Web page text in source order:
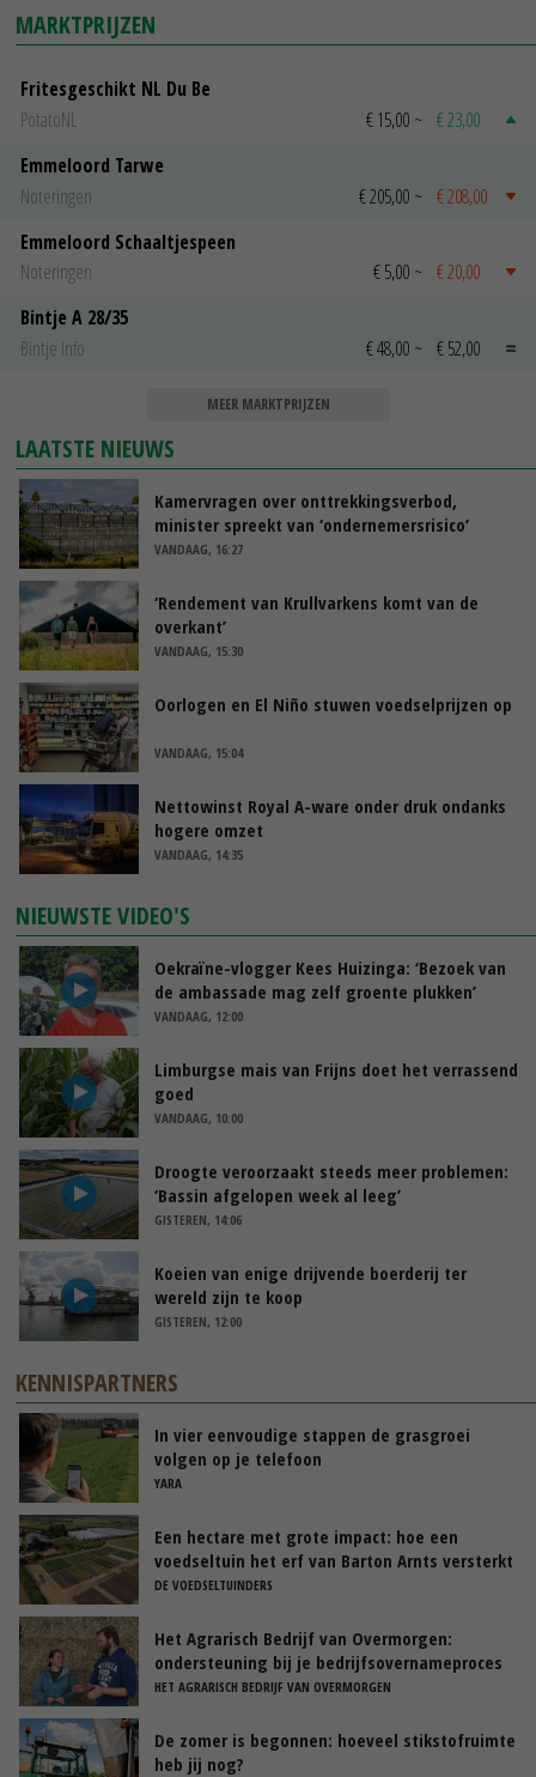
MARKTPRIJZEN
Fritesgeschikt NL Du Be
PotatoNL
€ 15,00 ~ € 23,00
Emmeloord Tarwe
Noteringen
€ 205,00 ~ € 208,00
Emmeloord Schaaltjespeen
Noteringen
€ 5,00 ~ € 20,00
Bintje A 28/35
Bintje Info
€ 48,00 ~ € 52,00
MEER MARKTPRIJZEN
LAATSTE NIEUWS
Kamervragen over onttrekkingsverbod,
minister spreekt van ‘ondernemersrisico’
VANDAAG, 16:27
‘Rendement van Krullvarkens komt van de
overkant’
VANDAAG, 15:30
Oorlogen en El Niño stuwen voedselprijzen op
VANDAAG, 15:04
Nettowinst Royal A-ware onder druk ondanks
hogere omzet
VANDAAG, 14:35
NIEUWSTE VIDEO'S
Oekraïne-vlogger Kees Huizinga: ‘Bezoek van
de ambassade mag zelf groente plukken’
VANDAAG, 12:00
Limburgse mais van Frijns doet het verrassend
goed
VANDAAG, 10:00
Droogte veroorzaakt steeds meer problemen:
‘Bassin afgelopen week al leeg’
GISTEREN, 14:06
Koeien van enige drijvende boerderij ter
wereld zijn te koop
GISTEREN, 12:00
KENNISPARTNERS
In vier eenvoudige stappen de grasgroei
volgen op je telefoon
YARA
Een hectare met grote impact: hoe een
voedseltuin het erf van Barton Arnts versterkt
DE VOEDSELTUINDERS
Het Agrarisch Bedrijf van Overmorgen:
ondersteuning bij je bedrijfsovernameproces
HET AGRARISCH BEDRIJF VAN OVERMORGEN
De zomer is begonnen: hoeveel stikstofruimte
heb jij nog?